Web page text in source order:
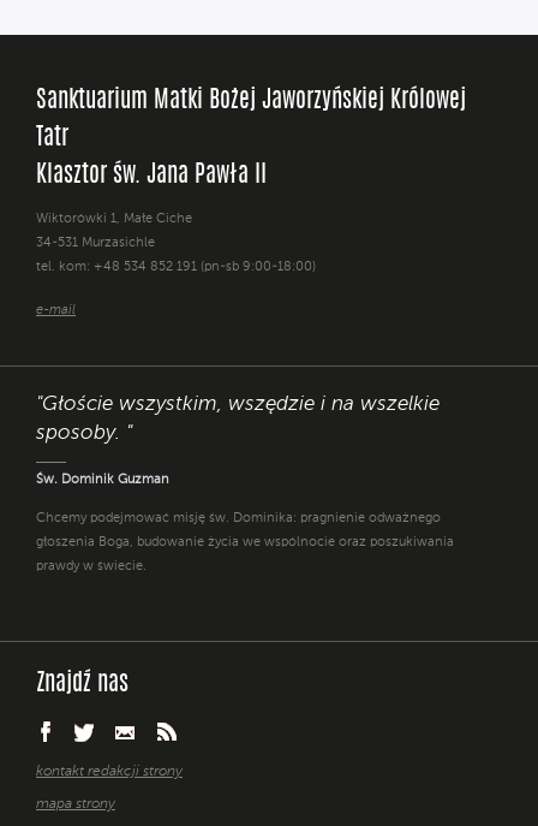
Sanktuarium Matki Bożej Jaworzyńskiej Królowej
Tatr
Klasztor św. Jana Pawła II
Wiktorówki 1, Małe Ciche
34-531 Murzasichle
tel. kom: +48 534 852 191 (pn-sb 9:00-18:00)
e-mail
"Głoście wszystkim, wszędzie i na wszelkie
sposoby. "
Św. Dominik Guzman
Chcemy podejmować misję św. Dominika: pragnienie odważnego
głoszenia Boga, budowanie życia we wspólnocie oraz poszukiwania
prawdy w świecie.
Znajdź nas
kontakt redakcji strony
mapa strony